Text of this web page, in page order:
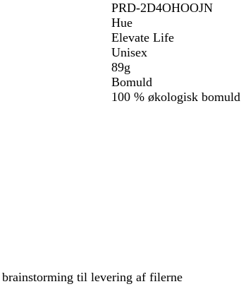
PRD-2D4OHOOJN
Hue
Elevate Life
Unisex
89g
Bomuld
100 % økologisk bomuld
til levering af filerne